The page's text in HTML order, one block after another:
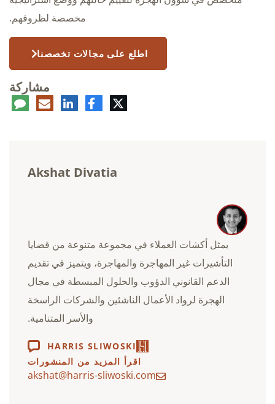
مخصصة لظروفهم.
اطلع على مجالات تخصصنا
مشاركة
تويتر فيسبوكلينكدإنالبريد
Akshat Divatia
يمثل أكشات العملاء في مجموعة متنوعة من قضايا
التأشيرات غير المهاجرة والمهاجرة، ويتميز في تقديم
الدعم القانوني الدؤوب والحلول المبسطة في مجال
الهجرة لرواد الأعمال الناشئين والشركات الراسخة
والأسر المتنامية.
HARRIS SLIWOSKI
اقرأ المزيد من المنشورات
akshat@harris-sliwoski.com